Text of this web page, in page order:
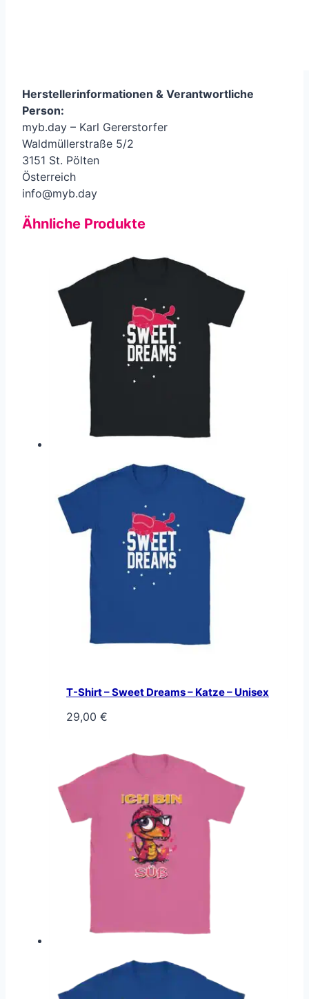
Herstellerinformationen & Verantwortliche
Person:
myb.day – Karl Gererstorfer
Waldmüllerstraße 5/2
3151 St. Pölten
Österreich
info@myb.day
Ähnliche Produkte
T-Shirt – Sweet Dreams – Katze – Unisex
29,00 €